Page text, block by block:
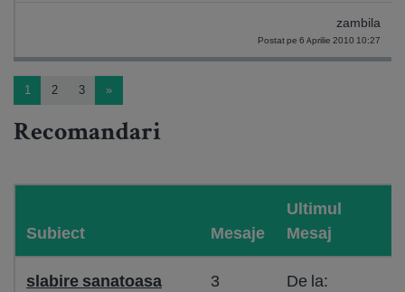
zambila
Postat pe 6 Aprilie 2010 10:27
1 2 3 »
Recomandari
Subiect Mesaje
Ultimul
Mesaj
slabire sanatoasa 3
De la: